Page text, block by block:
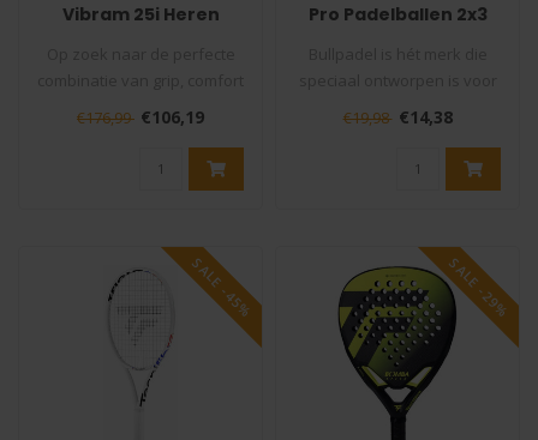
Vibram 25i Heren
en duurzaamheid op de
€176,99 €106,19
Pro Padelballen 2x3
padel. Wil je padel materi..
€19,98 €14,38
SALE -45% SALE -29%